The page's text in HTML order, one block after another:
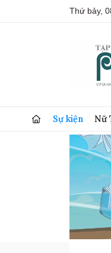
Thứ bảy,
Sự kiện Nữ